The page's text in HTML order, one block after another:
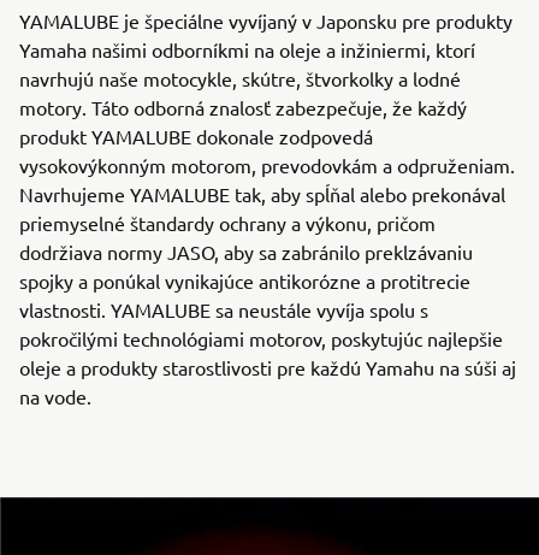
YAMALUBE je špeciálne vyvíjaný v Japonsku pre produkty
Yamaha našimi odborníkmi na oleje a inžiniermi, ktorí
navrhujú naše motocykle, skútre, štvorkolky a lodné
motory. Táto odborná znalosť zabezpečuje, že každý
produkt YAMALUBE dokonale zodpovedá
vysokovýkonným motorom, prevodovkám a odpruženiam.
Navrhujeme YAMALUBE tak, aby spĺňal alebo prekonával
priemyselné štandardy ochrany a výkonu, pričom
dodržiava normy JASO, aby sa zabránilo preklzávaniu
spojky a ponúkal vynikajúce antikorózne a protitrecie
vlastnosti. YAMALUBE sa neustále vyvíja spolu s
pokročilými technológiami motorov, poskytujúc najlepšie
oleje a produkty starostlivosti pre každú Yamahu na súši aj
na vode.